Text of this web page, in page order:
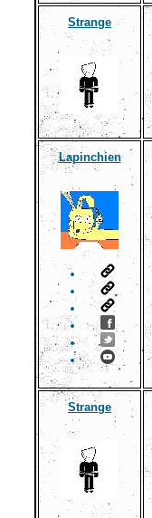
Strange
Lapinchien
Strange